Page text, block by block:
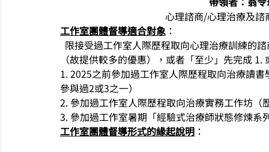
心理諮商/心理治療及
工作室團體督導適合對象 ：
限接受過工作室人際歷程取向心理治療訓練的
（故提供較多的優惠），或者「至少」先完成
1. 2025之前參加過工作室人際歷程取向治療讀書
參與過2或3之一）
2. 參加過工作室人際歷程取向治療實務工作坊
3. 參加過工作室暑期「經驗式治療師狀態修煉
工作室團體督導形式的緣起說明 ：